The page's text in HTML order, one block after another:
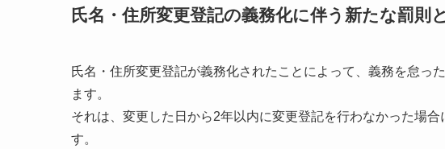
氏名・住所変更登記の義務化に伴う新たな罰則
氏名・住所変更登記が義務化されたことによって、義務を怠っ
ます。
それは、変更した日から2年以内に変更登記を行わなかった場
す。